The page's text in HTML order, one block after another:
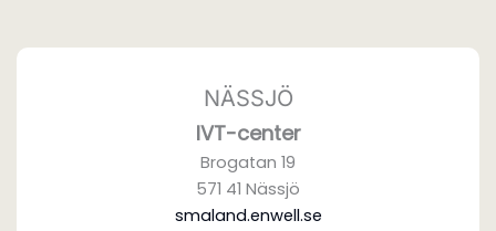
NÄSSJÖ
IVT-center
Brogatan 19
571 41 Nässjö
smaland.enwell.se